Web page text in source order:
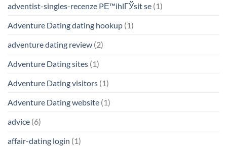
adventist-singles-recenze PЕ™ihlГЎsit se (1)
Adventure Dating dating hookup (1)
adventure dating review (2)
Adventure Dating sites (1)
Adventure Dating visitors (1)
Adventure Dating website (1)
advice (6)
affair-dating login (1)